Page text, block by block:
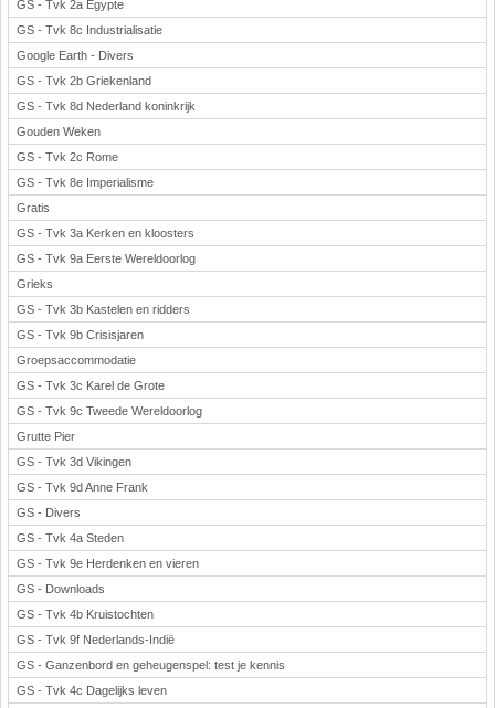
GS - Tvk 2a Egypte
GS - Tvk 8c Industrialisatie
Google Earth - Divers
GS - Tvk 2b Griekenland
GS - Tvk 8d Nederland koninkrijk
Gouden Weken
GS - Tvk 2c Rome
GS - Tvk 8e Imperialisme
Gratis
GS - Tvk 3a Kerken en kloosters
GS - Tvk 9a Eerste Wereldoorlog
Grieks
GS - Tvk 3b Kastelen en ridders
GS - Tvk 9b Crisisjaren
Groepsaccommodatie
GS - Tvk 3c Karel de Grote
GS - Tvk 9c Tweede Wereldoorlog
Grutte Pier
GS - Tvk 3d Vikingen
GS - Tvk 9d Anne Frank
GS - Divers
GS - Tvk 4a Steden
GS - Tvk 9e Herdenken en vieren
GS - Downloads
GS - Tvk 4b Kruistochten
GS - Tvk 9f Nederlands-Indië
GS - Ganzenbord en geheugenspel: test je kennis
GS - Tvk 4c Dagelijks leven